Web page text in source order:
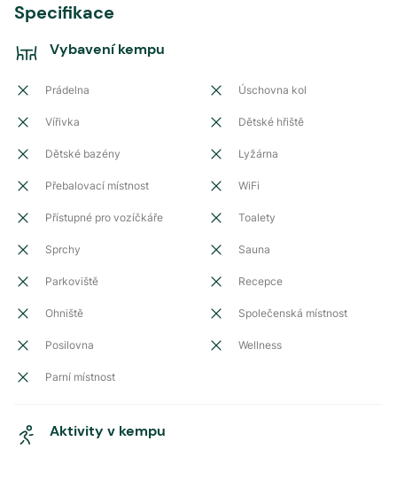
Specifikace
Vybavení kempu
Prádelna Úschovna kol
Vířivka Dětské hřiště
Dětské bazény Lyžárna
Přebalovací místnost WiFi
Přístupné pro vozíčkáře Toalety
Sprchy Sauna
Parkoviště Recepce
Ohniště Společenská místnost
Posilovna Wellness
Parní místnost
Aktivity v kempu